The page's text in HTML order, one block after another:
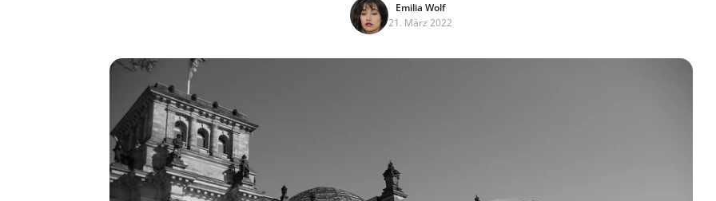
Emilia Wolf
21. März 2022